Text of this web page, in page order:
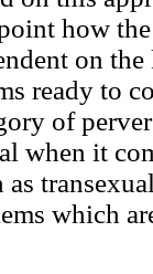
how
on
ready to
of
when it
as
which